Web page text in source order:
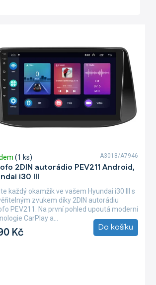
2DIN autorádio PEV211 Android,
i30 III
(1 ks)
Kč Do košíku
každý okamžik ve vašem Hyundai i30 III s
zvukem díky 2DIN autorádiu
PEV211. Na první pohled upoutá moderní
CarPlay a...
A3018/A7946